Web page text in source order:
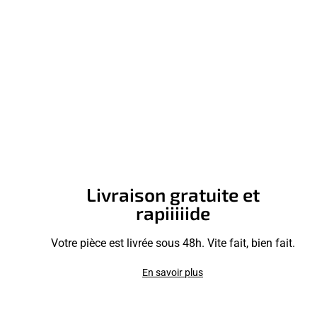
Livraison gratuite et
rapiiiiide
Votre pièce est livrée sous 48h. Vite fait, bien fait.
En savoir plus